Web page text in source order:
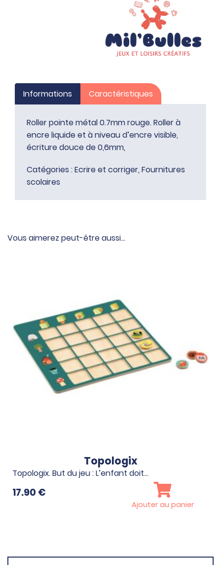
Informations Caractéristiques
Roller pointe métal 0.7mm rouge. Roller à
encre liquide et à niveau d’encre visible,
écriture douce de 0,6mm,
Catégories :Ecrire et corriger, Fournitures
scolaires
Vous aimerez peut-être aussi…
Topologix
Topologix. But du jeu : L’enfant doit…
17.90 €
Ajouter au panier